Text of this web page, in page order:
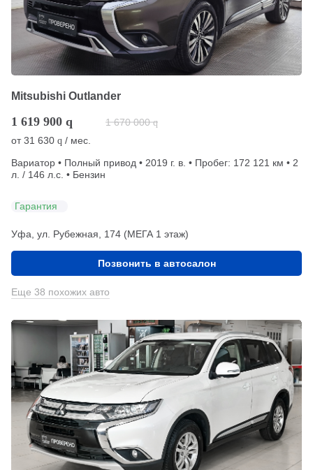
Mitsubishi Outlander
1 619 900 q 1 670 000 q
от31 630 q / мес.
Вариатор • Полный привод • 2019 г. в. • Пробег: 172 121 км • 2
л. / 146 л.с. • Бензин
Гарантия
Уфа, ул. Рубежная, 174 (МЕГА 1 этаж)
Позвонить в автосалон
Еще 38 похожих авто